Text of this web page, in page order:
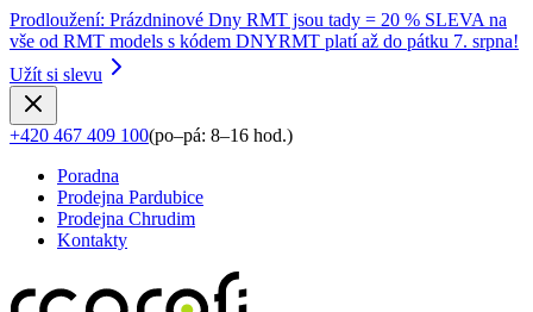
Prodloužení: Prázdninové Dny RMT jsou tady = 20 % SLEVA na
vše od RMT models s kódem DNYRMT platí až do pátku 7. srpna!
Užít si slevu
+420 467 409 100(po–pá: 8–16 hod.)
Poradna
Prodejna Pardubice
Prodejna Chrudim
Kontakty